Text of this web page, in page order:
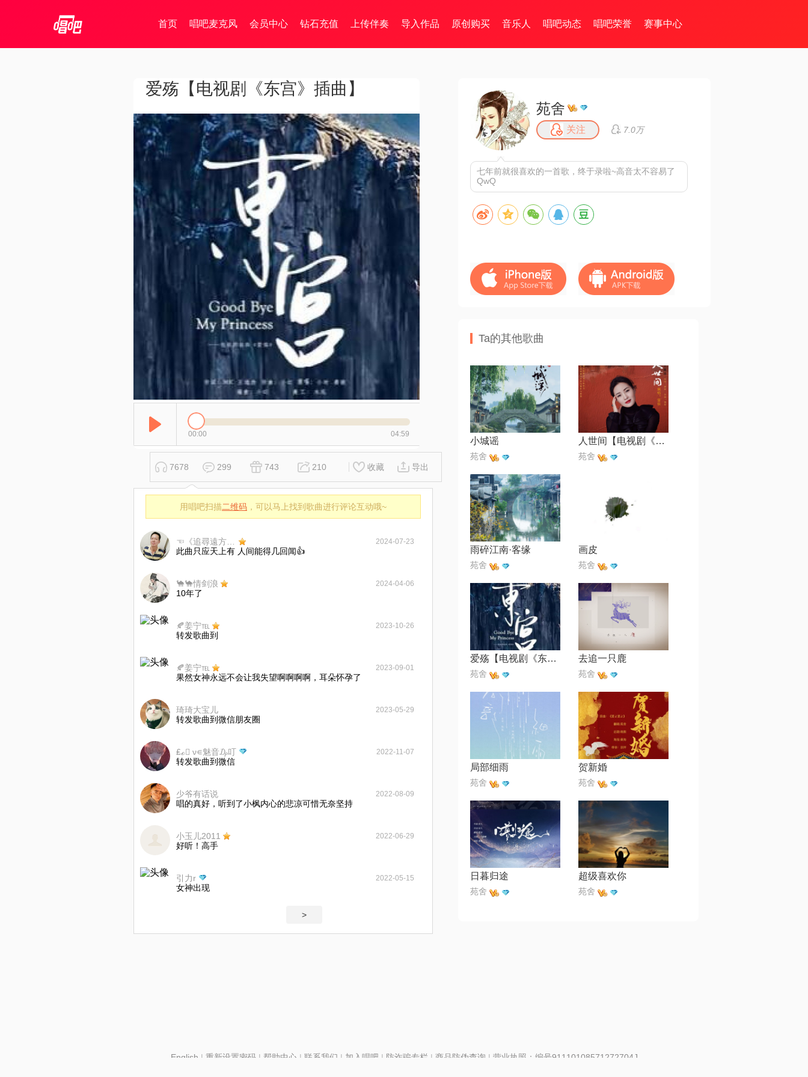
首页 唱吧麦克风 会员中心 钻石充值 上传伴奏 导入作品 原创购买 音乐人 唱吧动态 唱吧荣誉 赛事中心
爱殇【电视剧《东宫》插曲】
00:00 04:59
7678 299 743 210 收藏 导出
用唱吧扫描二维码 ，可以马上找到歌曲进行评论互动哦~
2024-07-23
此曲只应天上有 人间能得几回闻👍
🐪🐪情剑浪 2024-04-06
10年了
🍂姜宁℡ 2023-10-26
转发歌曲到
🍂姜宁℡ 2023-09-01
果然女神永远不会让我失望啊啊啊啊，耳朵怀孕了
琦琦大宝儿 2023-05-29
转发歌曲到微信朋友圈
₤ℴฺ ν∊魅音₯叮 2022-11-07
转发歌曲到微信
少爷有话说 2022-08-09
唱的真好，听到了小枫内心的悲凉可惜无奈坚持
小玉儿2011 2022-06-29
好听！高手
引力r 2022-05-15
女神出现
>
苑舍
关注 7.0万
七年前就很喜欢的一首歌，终于录啦~高音太不容易了
QwQ
Ta的其他歌曲
小城谣
苑舍
人世间【电视剧《人世间》主题曲】
苑舍
雨碎江南·客缘
苑舍
画皮
苑舍
爱殇【电视剧《东宫》插曲】
苑舍
去追一只鹿
苑舍
局部细雨
苑舍
贺新婚
苑舍
日暮归途
苑舍
超级喜欢你
苑舍
English | 重新设置密码| 帮助中心 | 联系我们 | 加入唱吧 | 防诈骗专栏 | 商品防伪查询 | 营业执照：编号91110108571272704J